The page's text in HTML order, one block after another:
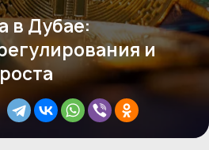
в Дубае:
и